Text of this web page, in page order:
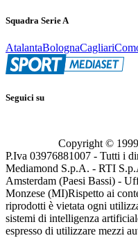
Squadra Serie A
AtalantaBolognaCagliari
Seguici su
Copyright ©
P.Iva 03976881007 - Tutti i
Mediamond S.p.A. - RTI
Amsterdam (Paesi Bassi) -
Monzese (MI)Rispetto ai
riprodotti è vietata ogni
sistemi di intelligenza
espresso di utilizzare mezzi